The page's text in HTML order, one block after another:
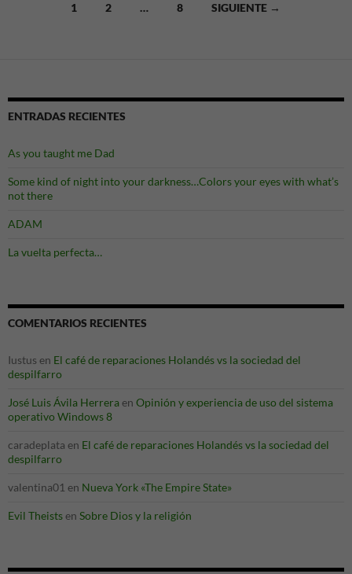
1 2 … 8 SIGUIENTE →
ENTRADAS RECIENTES
As you taught me Dad
Some kind of night into your darkness…Colors your eyes with what’s
not there
ADAM
La vuelta perfecta…
COMENTARIOS RECIENTES
Iustus en El café de reparaciones Holandés vs la sociedad del
despilfarro
José Luis Ávila Herrera en Opinión y experiencia de uso del sistema
operativo Windows 8
caradeplata en El café de reparaciones Holandés vs la sociedad del
despilfarro
valentina01 en Nueva York «The Empire State»
Evil Theistsen Sobre Dios y la religión